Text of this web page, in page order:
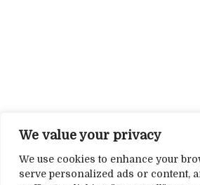
We value your privacy
We use cookies to enhance your
serve personalized ads or content,